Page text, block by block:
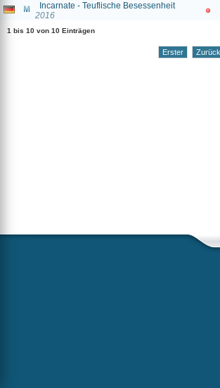
Incarnate - Teuflische Besessenheit
2016
1 bis 10 von 10 Einträgen
Erster Zurück